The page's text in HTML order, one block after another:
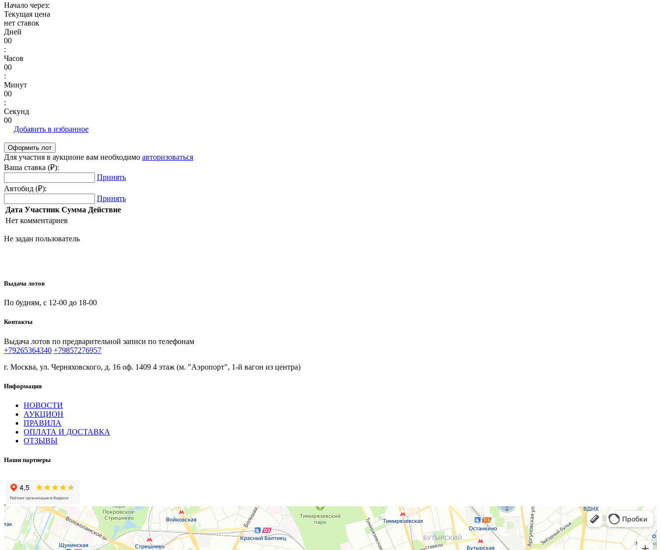
Начало через:
Текущая цена
нет ставок
Дней
00
:
Часов
00
:
Минут
00
:
Секунд
00
Добавить в избранное
Для участия в аукционе вам необходимо авторизоваться
Ваша ставка (₽):
Принять
Автобид (₽):
Принять
Дата Участник Сумма Действие
Нет комментариев
Не задан пользователь
Выдача лотов
По будням, с 12-00 до 18-00
Контакты
Выдача лотов по предварительной записи по телефонам
+79265364340 +79857276957
г. Москва, ул. Черняховского, д. 16 оф. 1409 4 этаж (м. "Аэропорт", 1-й вагон из центра)
Информация
НОВОСТИ
АУКЦИОН
ПРАВИЛА
ОПЛАТА И ДОСТАВКА
ОТЗЫВЫ
Наши партнеры